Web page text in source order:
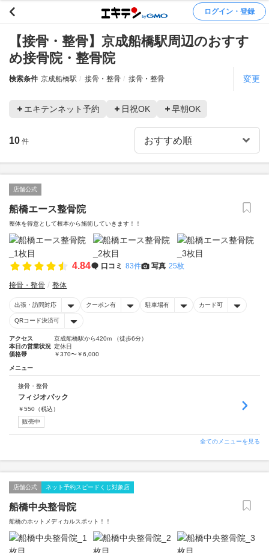
ログイン・登録
【接骨・整骨】京成船橋駅周辺のおすす
め接骨院・整骨院
検索条件 京成船橋駅 接骨・整骨 接骨・整骨 変更
エキテンネット予約 日祝OK 早朝OK
10 件
店舗公式
船橋エース整骨院
整体を得意として根本から施術していきます！！
4.84 口コミ 83件 写真 25枚
接骨・整骨 整体
出張・訪問対応 クーポン有 駐車場有 カード可
QRコード決済可
アクセス
京成船橋駅から420m （徒歩6分）
本日の営業状況 定休日
価格帯
￥370〜￥6,000
メニュー
接骨・整骨
フィジオパック
￥550 （税込）
販売中
全てのメニューを見る
店舗公式 ネット予約スピードくじ対象店
船橋中央整骨院
船橋のホットメディカルスポット！！